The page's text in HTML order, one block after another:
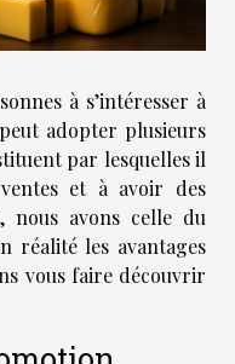
à s’intéresser à
adopter plusieurs
par lesquelles il
et à avoir des
nous avons celle du
réalité les avantages
vous faire découvrir